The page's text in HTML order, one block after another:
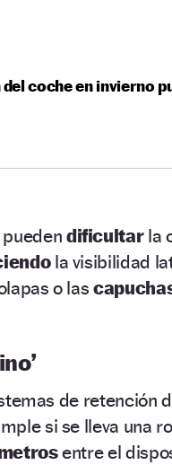
coche en invierno
dificultarla
la visibilidad
o las
de retención
si se lleva una
entre el